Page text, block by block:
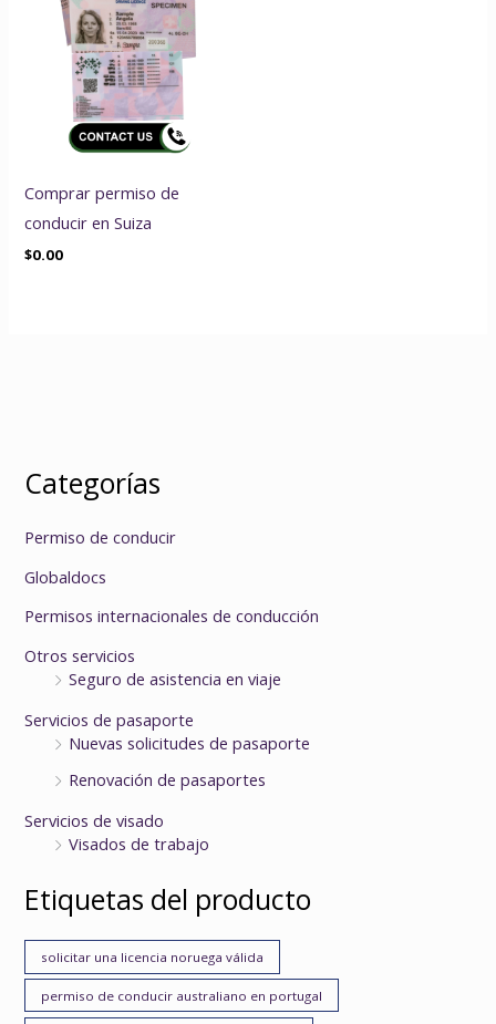
Comprar permiso de
conducir en Suiza
$0.00
Categorías
Permiso de conducir
Globaldocs
Permisos internacionales de conducción
Otros servicios
Seguro de asistencia en viaje
Servicios de pasaporte
Nuevas solicitudes de pasaporte
Renovación de pasaportes
Servicios de visado
Visados de trabajo
Etiquetas del producto
solicitar una licencia noruega válida
permiso de conducir australiano en portugal